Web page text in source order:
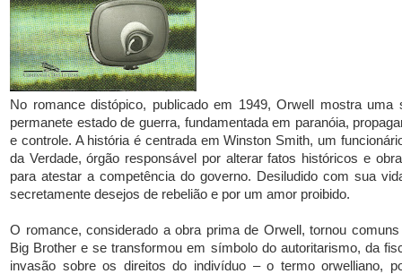
No romance distópico, publicado em 1949, Orwell mostra uma
permanete estado de guerra, fundamentada em paranóia,
e controle. A história é centrada em Winston Smith, um
da Verdade, órgão responsável por alterar fatos históricos e
para atestar a competência do governo. Desiludido com sua
secretamente desejos de rebelião e por um amor proibido.
O romance, considerado a obra prima de Orwell, tornou
Big Brother e se transformou em símbolo do autoritarismo, da
invasão sobre os direitos do indivíduo – o termo orwelliano,